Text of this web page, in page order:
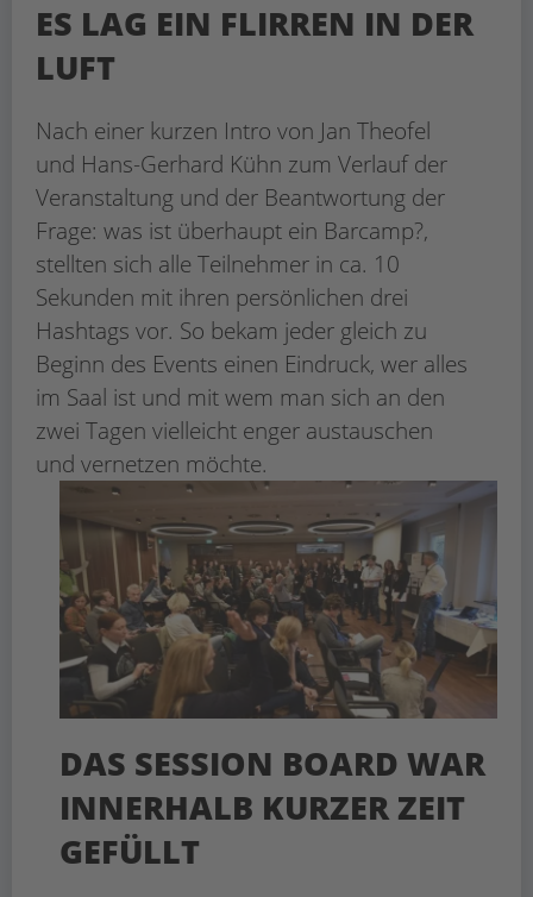
ES LAG EIN FLIRREN IN DER
LUFT
Nach einer kurzen Intro von Jan Theofel
und Hans-Gerhard Kühn zum Verlauf der
Veranstaltung und der Beantwortung der
Frage: was ist überhaupt ein Barcamp?,
stellten sich alle Teilnehmer in ca. 10
Sekunden mit ihren persönlichen drei
Hashtags vor. So bekam jeder gleich zu
Beginn des Events einen Eindruck, wer alles
im Saal ist und mit wem man sich an den
zwei Tagen vielleicht enger austauschen
und vernetzen möchte.
DAS SESSION BOARD WAR
INNERHALB KURZER ZEIT
GEFÜLLT